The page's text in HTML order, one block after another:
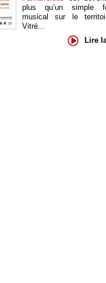
plus qu’un simple
musical sur le
Vitré...
Lire